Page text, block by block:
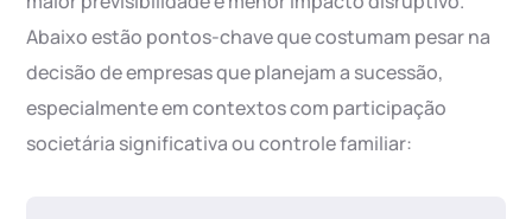
Abaixo estão pontos-chave que costumam pesar na
decisão de empresas que planejam a sucessão,
especialmente em contextos com participação
societária significativa ou controle familiar: